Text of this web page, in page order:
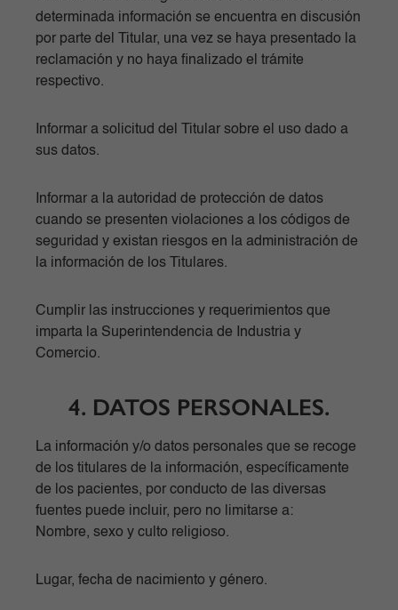
determinada información se encuentra en discusión
por parte del Titular, una vez se haya presentado la
reclamación y no haya finalizado el trámite
respectivo.
Informar a solicitud del Titular sobre el uso dado a
sus datos.
Informar a la autoridad de protección de datos
cuando se presenten violaciones a los códigos de
seguridad y existan riesgos en la administración de
la información de los Titulares.
Cumplir las instrucciones y requerimientos que
imparta la Superintendencia de Industria y
Comercio.
4. DATOS PERSONALES.
La información y/o datos personales que se recoge
de los titulares de la información, específicamente
de los pacientes, por conducto de las diversas
fuentes puede incluir, pero no limitarse a:
Nombre, sexo y culto religioso.
Lugar, fecha de nacimiento y género.